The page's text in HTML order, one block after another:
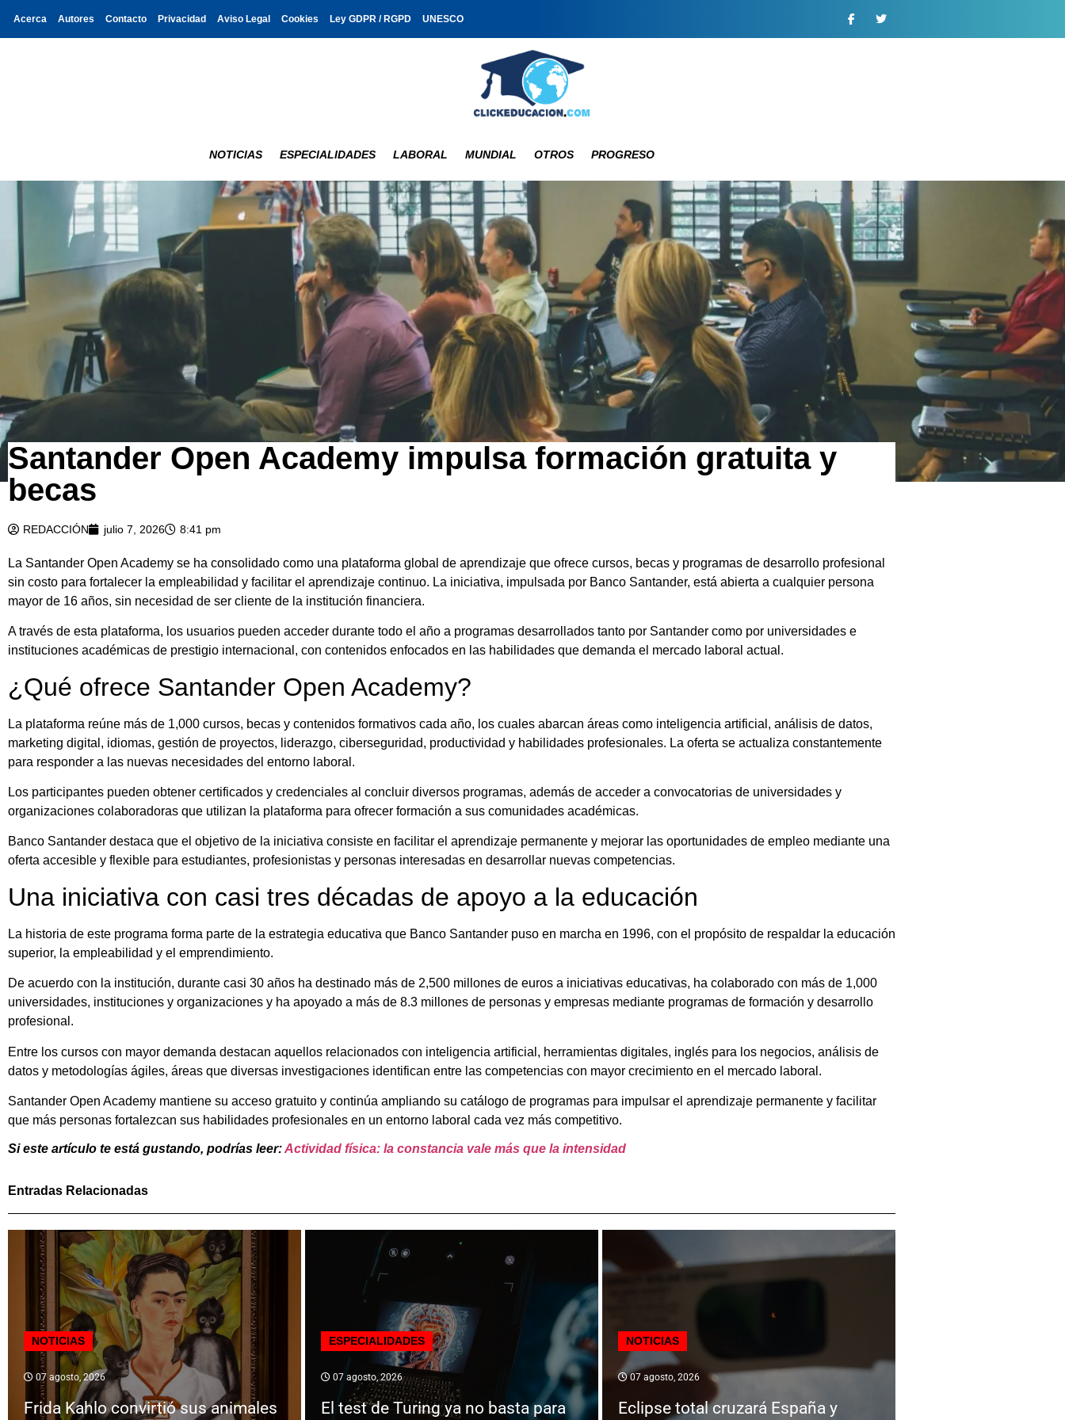
Acerca Autores Contacto Privacidad Aviso Legal Cookies Ley GDPR / RGPD UNESCO
NOTICIAS ESPECIALIDADES LABORAL MUNDIAL OTROS PROGRESO
Santander Open Academy impulsa formación gratuita y
becas
REDACCIÓN julio 7, 2026 8:41 pm
La Santander Open Academy se ha consolidado como una plataforma global de aprendizaje que ofrece cursos, becas y programas de desarrollo profesional
sin costo para fortalecer la empleabilidad y facilitar el aprendizaje continuo. La iniciativa, impulsada por Banco Santander, está abierta a cualquier persona
mayor de 16 años, sin necesidad de ser cliente de la institución financiera.
A través de esta plataforma, los usuarios pueden acceder durante todo el año a programas desarrollados tanto por Santander como por universidades e
instituciones académicas de prestigio internacional, con contenidos enfocados en las habilidades que demanda el mercado laboral actual.
¿Qué ofrece Santander Open Academy?
La plataforma reúne más de 1,000 cursos, becas y contenidos formativos cada año, los cuales abarcan áreas como inteligencia artificial, análisis de datos,
marketing digital, idiomas, gestión de proyectos, liderazgo, ciberseguridad, productividad y habilidades profesionales. La oferta se actualiza constantemente
para responder a las nuevas necesidades del entorno laboral.
Los participantes pueden obtener certificados y credenciales al concluir diversos programas, además de acceder a convocatorias de universidades y
organizaciones colaboradoras que utilizan la plataforma para ofrecer formación a sus comunidades académicas.
Banco Santander destaca que el objetivo de la iniciativa consiste en facilitar el aprendizaje permanente y mejorar las oportunidades de empleo mediante una
oferta accesible y flexible para estudiantes, profesionistas y personas interesadas en desarrollar nuevas competencias.
Una iniciativa con casi tres décadas de apoyo a la educación
La historia de este programa forma parte de la estrategia educativa que Banco Santander puso en marcha en 1996, con el propósito de respaldar la educación
superior, la empleabilidad y el emprendimiento.
De acuerdo con la institución, durante casi 30 años ha destinado más de 2,500 millones de euros a iniciativas educativas, ha colaborado con más de 1,000
universidades, instituciones y organizaciones y ha apoyado a más de 8.3 millones de personas y empresas mediante programas de formación y desarrollo
profesional.
Entre los cursos con mayor demanda destacan aquellos relacionados con inteligencia artificial, herramientas digitales, inglés para los negocios, análisis de
datos y metodologías ágiles, áreas que diversas investigaciones identifican entre las competencias con mayor crecimiento en el mercado laboral.
Santander Open Academy mantiene su acceso gratuito y continúa ampliando su catálogo de programas para impulsar el aprendizaje permanente y facilitar
que más personas fortalezcan sus habilidades profesionales en un entorno laboral cada vez más competitivo.
Si este artículo te está gustando, podrías leer:Actividad física: la constancia vale más que la intensidad
Entradas Relacionadas
NOTICIAS
07 agosto, 2026
Frida Kahlo convirtió sus animales
ESPECIALIDADES
07 agosto, 2026
El test de Turing ya no basta para
NOTICIAS
07 agosto, 2026
Eclipse total cruzará España y